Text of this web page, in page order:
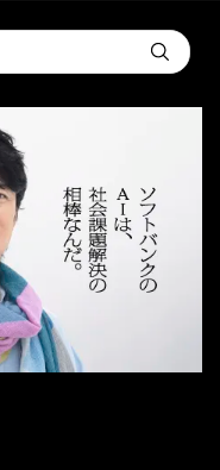
Submit